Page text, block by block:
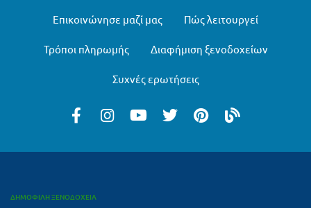
Ναυπακτία
Ναύπλιο
Νέοι Πόροι Πιερίας
Επικοινώνησε μαζί μας Πώς λειτουργεί
Τρόποι πληρωμής Διαφήμιση ξενοδοχείων
Συχνές ερωτήσεις
ΔΗΜΟΦΙΛΗ ΞΕΝΟΔΟΧΕΙΑ